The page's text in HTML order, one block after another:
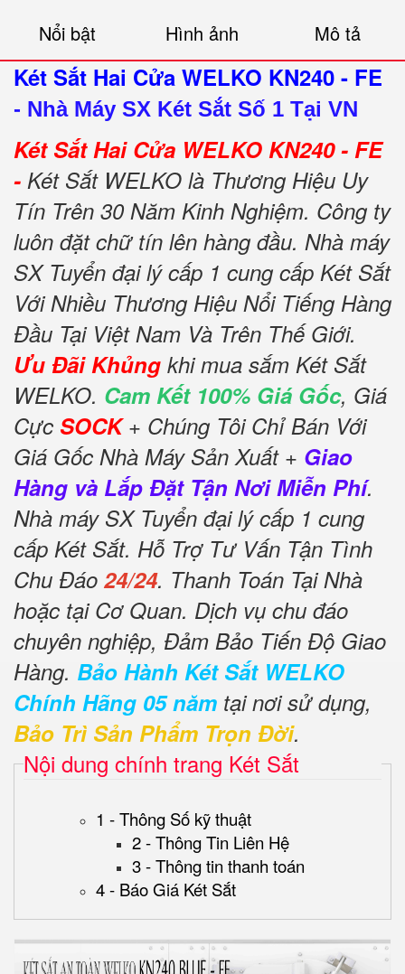
Nổi bật Hình ảnh Mô tả
Két Sắt Hai Cửa WELKO KN240 - FE
- Nhà Máy SX Két Sắt Số 1 Tại VN
Két Sắt Hai Cửa WELKO KN240 - FE
- Két Sắt WELKO là Thương Hiệu Uy
Tín Trên 30 Năm Kinh Nghiệm. Công ty
luôn đặt chữ tín lên hàng đầu. Nhà máy
SX Tuyển đại lý cấp 1 cung cấp Két Sắt
Với Nhiều Thương Hiệu Nổi Tiếng Hàng
Đầu Tại Việt Nam Và Trên Thế Giới.
Ưu Đãi Khủng khi mua sắm Két Sắt
WELKO. Cam Kết 100% Giá Gốc, Giá
Cực SOCK+ Chúng Tôi Chỉ Bán Với
Giá Gốc Nhà Máy Sản Xuất + Giao
Hàng và Lắp Đặt Tận Nơi Miễn Phí.
Nhà máy SX Tuyển đại lý cấp 1 cung
cấp Két Sắt. Hỗ Trợ Tư Vấn Tận Tình
Chu Đáo 24/24. Thanh Toán Tại Nhà
hoặc tại Cơ Quan. Dịch vụ chu đáo
chuyên nghiệp, Đảm Bảo Tiến Độ Giao
Hàng. Bảo Hành Két Sắt WELKO
Chính Hãng 05 năm tại nơi sử dụng,
Bảo Trì Sản Phẩm Trọn Đời.
Nội dung chính trang Két Sắt
1 - Thông Số kỹ thuật
2 - Thông Tin Liên Hệ
3 - Thông tin thanh toán
4 - Báo Giá Két Sắt